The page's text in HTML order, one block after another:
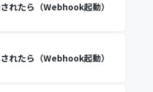
れたら（Webhook起動）
れたら（Webhook起動）